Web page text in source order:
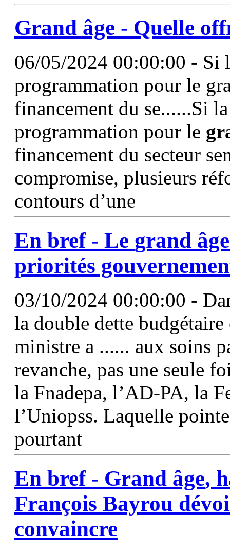
Grand âge - Quelle
06/05/2024 00:00:00 - Si
programmation pour le
financement du se......Si
programmation pour le
financement du secteur
compromise, plusieurs
contours d’une
En bref - Le grand âge
priorités
03/10/2024 00:00:00 -
la double dette
ministre a ...... aux soins
revanche, pas une seule
la Fnadepa, l’AD-PA, la
l’Uniopss. Laquelle
pourtant
En bref - Grand âge,
François Bayrou
convaincre